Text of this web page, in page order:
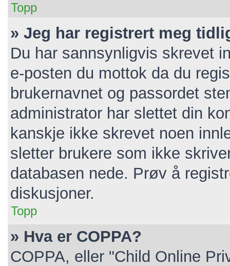
Topp
» Jeg har registrert meg
Du har sannsynligvis skrevet
e-posten du mottok da du
brukernavnet og passordet
administrator har slettet din
kanskje ikke skrevet noen
sletter brukere som ikke
databasen nede. Prøv å
diskusjoner.
Topp
» Hva er COPPA?
COPPA, eller "Child Online